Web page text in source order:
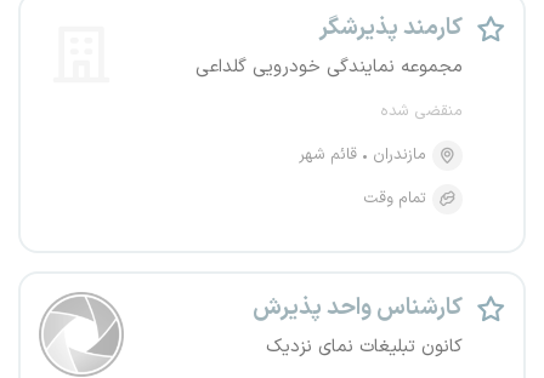
کارمند پذیرشگر
مجموعه نمایندگی خودرویی گلداعی
منقضی شده
مازندران
قائم شهر
تمام وقت
کارشناس واحد پذیرش
کانون تبلیغات نمای نزدیک